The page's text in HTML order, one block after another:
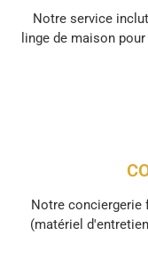
Notre service
linge de maison
Notre conciergerie
(matériel